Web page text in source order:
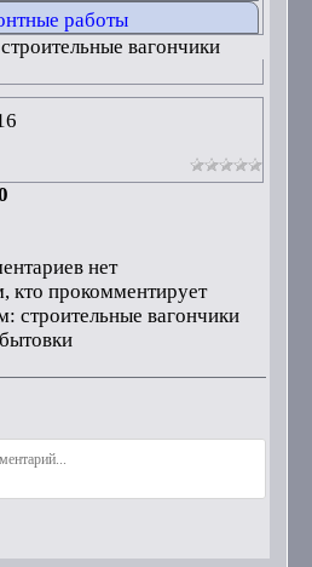
работы
вагончики
нет
кто прокомментирует
строительные вагончики
бытовки